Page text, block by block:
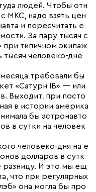
людей. Чтобы отн
МКС, надо взять цен
и пересчитать е
За пару тысяч с
при типичном экипаж
тысяч человеко-дне
требовали бы
«Сатурн IB» — или
Выходит, при посто
в истории америка
бы астронавто
в сутки на человек
человеко-дня на е
долларов в сутк
разницу. И это мы ещ
что при регулярных
она могла бы про